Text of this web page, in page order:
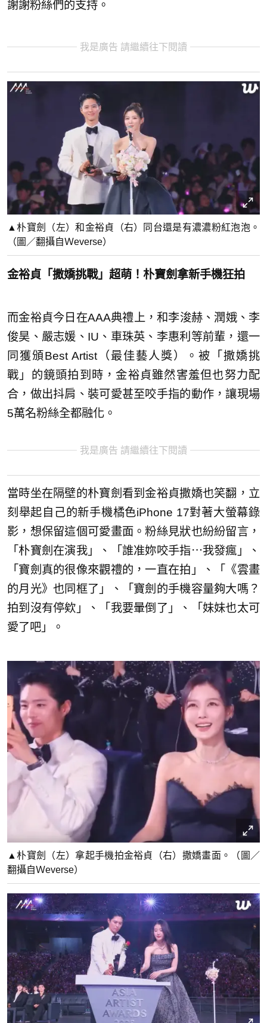
謝謝粉絲們的支持。
我是廣告 請繼續往下閱讀
▲朴寶劍（左）和金裕貞（右）同台還是有濃濃粉紅泡泡。
（圖／翻攝自Ｗeverse）
金裕貞「撒嬌挑戰」超萌！朴寶劍拿新手機狂拍
而金裕貞今日在AAA典禮上，和李浚赫、潤娥、李
俊昊、嚴志媛、IU、車珠英、李惠利等前輩，還一
同獲頒Best Artist（最佳藝人獎）。被「撒嬌挑
戰」的鏡頭拍到時，金裕貞雖然害羞但也努力配
合，做出抖肩、裝可愛甚至咬手指的動作，讓現場
5萬名粉絲全都融化。
我是廣告 請繼續往下閱讀
當時坐在隔壁的朴寶劍看到金裕貞撒嬌也笑翻，立
刻舉起自己的新手機橘色iPhone 17對著大螢幕錄
影，想保留這個可愛畫面。粉絲見狀也紛紛留言，
「朴寶劍在演我」、「誰准妳咬手指⋯我發瘋」、
「寶劍真的很像來觀禮的，一直在拍」、「《雲畫
的月光》也同框了」、「寶劍的手機容量夠大嗎？
拍到沒有停欸」、「我要暈倒了」、「妹妹也太可
愛了吧」。
▲朴寶劍（左）拿起手機拍金裕貞（右）撒嬌畫面。（圖／
翻攝自Ｗeverse）